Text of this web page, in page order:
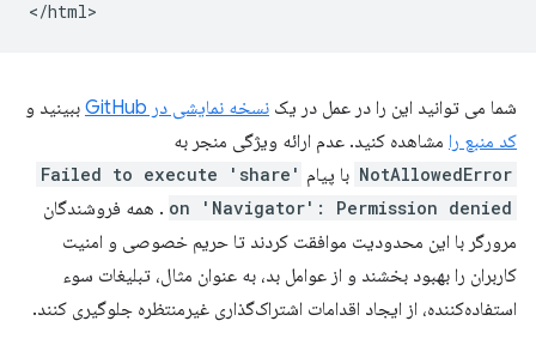
شما می توانید این را در عمل در یک نسخه نمایشی در GitHub
ببینید و
کد منبع را مشاهده کنید. عدم ارائه ویژگی منجر به
NotAllowedError با پیام Failed to execute 'share'
on 'Navigator': Permission denied . همه فروشندگان
مرورگر با این محدودیت موافقت کردند تا حریم خصوصی و امنیت
کاربران را بهبود بخشند و از عوامل بد، به عنوان مثال، تبلیغات سوء
استفاده‌کننده، از ایجاد اقدامات اشتراک‌گذاری غیرمنتظره جلوگیری کنند.